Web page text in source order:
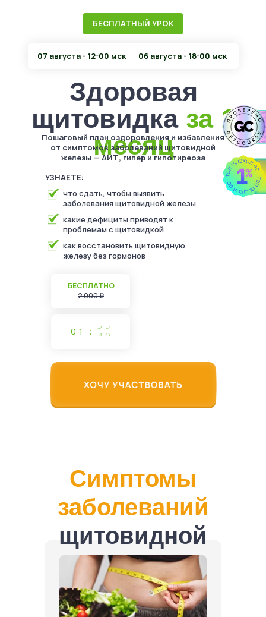
Здоровая
щитовидка за 1
месяц
Пошаговый план оздоровления и избавления
от симптомов заболеваний щитовидной
железы — АИТ, гипер и гипотиреоза
УЗНАЕТЕ:
что сдать, чтобы выявить
заболевания щитовидной железы
какие дефициты приводят к
проблемам с щитовидкой
как восстановить щитовидную
железу без гормонов
БЕСПЛАТНЫЙ УРОК
БЕСПЛАТНО
2 000 ₽
0 1 : 3 9
07 августа - 12-00 мск 06 августа - 18-00 мск
Симптомы
заболеваний
щитовидной
железы